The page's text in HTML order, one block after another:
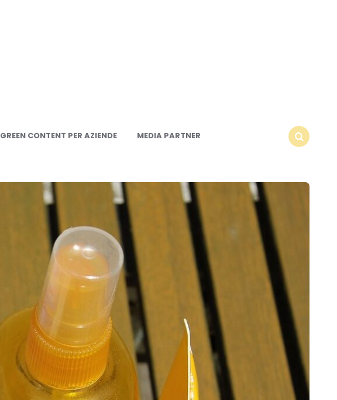
GREEN CONTENT PER AZIENDE
MEDIA PARTNER